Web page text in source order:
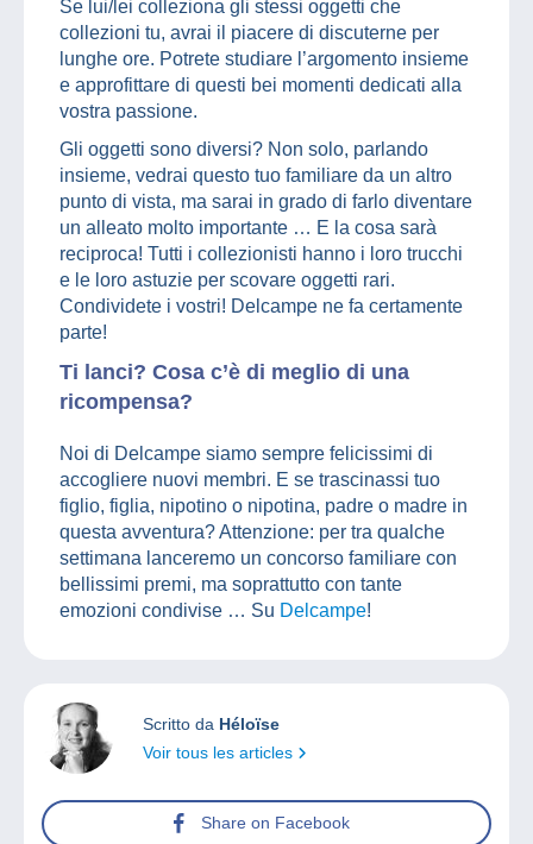
Se lui/lei colleziona gli stessi oggetti che
collezioni tu, avrai il piacere di discuterne per
lunghe ore. Potrete studiare l’argomento insieme
e approfittare di questi bei momenti dedicati alla
vostra passione.
Gli oggetti sono diversi? Non solo, parlando
insieme, vedrai questo tuo familiare da un altro
punto di vista, ma sarai in grado di farlo diventare
un alleato molto importante … E la cosa sarà
reciproca! Tutti i collezionisti hanno i loro trucchi
e le loro astuzie per scovare oggetti rari.
Condividete i vostri! Delcampe ne fa certamente
parte!
Ti lanci? Cosa c’è di meglio di una
ricompensa?
Noi di Delcampe siamo sempre felicissimi di
accogliere nuovi membri. E se trascinassi tuo
figlio, figlia, nipotino o nipotina, padre o madre in
questa avventura? Attenzione: per tra qualche
settimana lanceremo un concorso familiare con
bellissimi premi, ma soprattutto con tante
emozioni condivise … Su Delcampe!
Scritto da Héloïse
Voir tous les articles
Share on Facebook